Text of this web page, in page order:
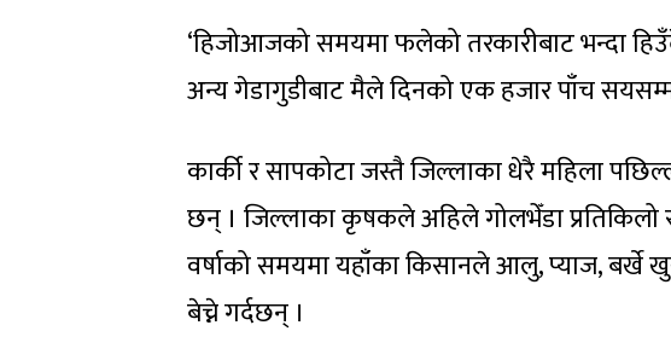
‘हिजोआजको समयमा फलेको तरकारीबाट भन्दा
अन्य गेडागुडीबाट मैले दिनको एक हजार पाँच
कार्की र सापकोटा जस्तै जिल्लाका धेरै महिला
छन् । जिल्लाका कृषकले अहिले गोलभेँडा
वर्षाको समयमा यहाँका किसानले आलु, प्याज, बर्खे
बेच्ने गर्दछन् ।